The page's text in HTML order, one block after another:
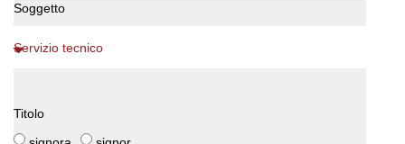
Soggetto
Titolo